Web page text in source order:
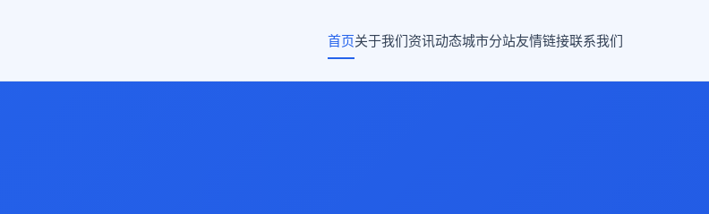
首页关于我们资讯动态城市分站友情链接联系我们